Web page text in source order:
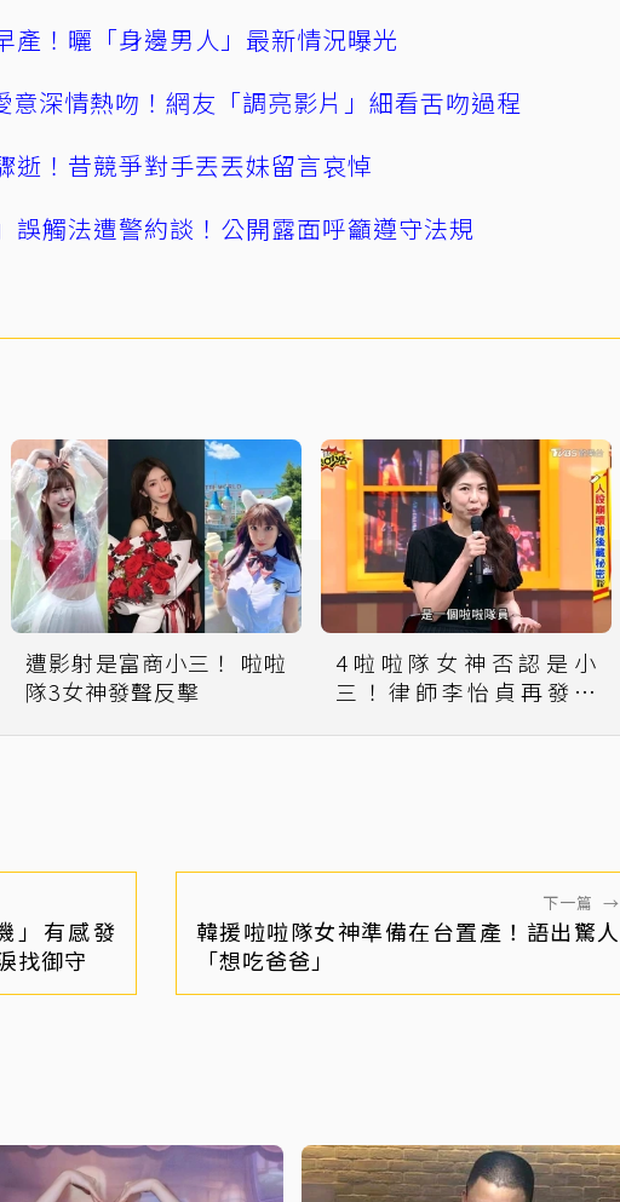
產！曬「身邊男人」最新情況曝光
意深情熱吻！網友「調亮影片」細看舌吻過程
逝！昔競爭對手丟丟妹留言哀悼
誤觸法遭警約談！公開露面呼籲遵守法規
遭影射是富商小三！ 啦啦
隊3女神發聲反擊
4啦啦隊女神否認是小
三！律師李怡貞再發文
」有感發
找御守
下一篇 →
韓援啦啦隊女神準備在台置產！語出驚人
「想吃爸爸」